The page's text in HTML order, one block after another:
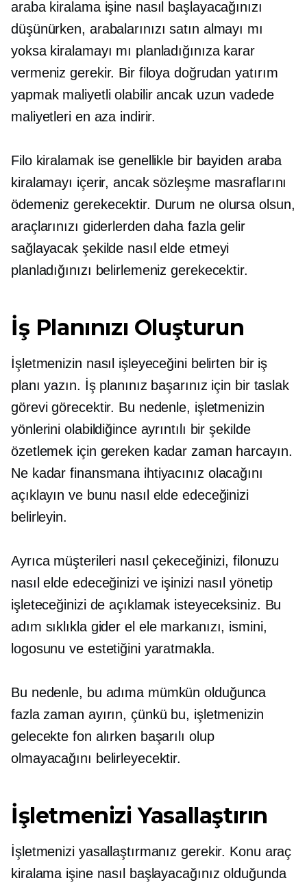
araba kiralama işine nasıl başlayacağınızı
düşünürken, arabalarınızı satın almayı mı
yoksa kiralamayı mı planladığınıza karar
vermeniz gerekir. Bir filoya doğrudan yatırım
yapmak maliyetli olabilir ancak uzun vadede
maliyetleri en aza indirir.
Filo kiralamak ise genellikle bir bayiden araba
kiralamayı içerir, ancak sözleşme masraflarını
ödemeniz gerekecektir. Durum ne olursa olsun,
araçlarınızı giderlerden daha fazla gelir
sağlayacak şekilde nasıl elde etmeyi
planladığınızı belirlemeniz gerekecektir.
İş Planınızı Oluşturun
İşletmenizin nasıl işleyeceğini belirten bir iş
planı yazın. İş planınız başarınız için bir taslak
görevi görecektir. Bu nedenle, işletmenizin
yönlerini olabildiğince ayrıntılı bir şekilde
özetlemek için gereken kadar zaman harcayın.
Ne kadar finansmana ihtiyacınız olacağını
açıklayın ve bunu nasıl elde edeceğinizi
belirleyin.
Ayrıca müşterileri nasıl çekeceğinizi, filonuzu
nasıl elde edeceğinizi ve işinizi nasıl yönetip
işleteceğinizi de açıklamak isteyeceksiniz. Bu
adım sıklıkla gider el elemarkanızı, ismini,
logosunu ve estetiğini yaratmakla.
Bu nedenle, bu adıma mümkün olduğunca
fazla zaman ayırın, çünkü bu, işletmenizin
gelecekte fon alırken başarılı olup
olmayacağını belirleyecektir.
İşletmenizi Yasallaştırın
İşletmenizi yasallaştırmanız gerekir. Konu araç
kiralama işine nasıl başlayacağınız olduğunda